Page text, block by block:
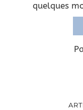
quelques